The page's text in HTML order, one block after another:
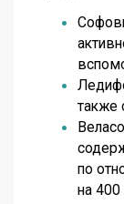
также
по
на 400